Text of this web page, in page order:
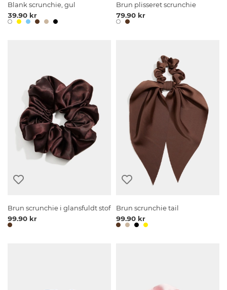
Blank scrunchie, gul
39.90 kr
Brun plisseret scrunchie
79.90 kr
Brun scrunchie i glansfuldt stof
99.90 kr
Brun scrunchie tail
99.90 kr